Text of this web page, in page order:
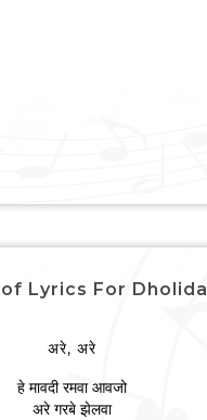
Lyrics For Dholida
अरे, अरे
हे मावदी रमवा आवजो
अरे गरबे झेलवा